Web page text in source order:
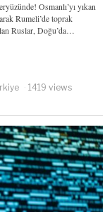
Osmanlı’yı yıkan
Rumeli’de toprak
Ruslar, Doğu’da…
1419 views